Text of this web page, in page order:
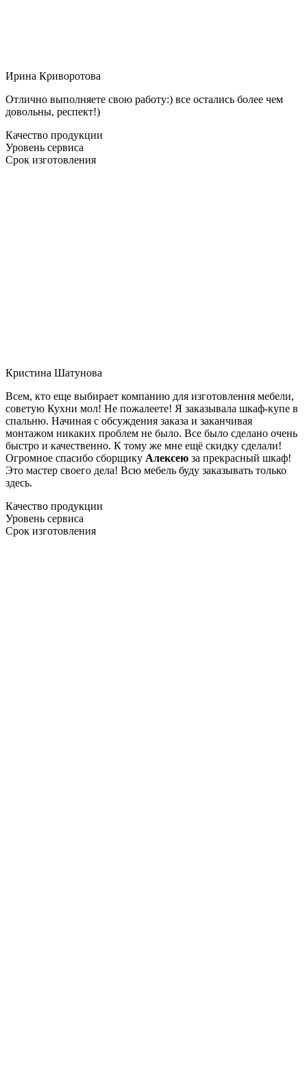
Ирина Криворотова
Отлично выполняете свою работу:) все остались более чем
довольны, респект!)
Качество продукции
Уровень сервиса
Срок изготовления
Кристина Шатунова
Всем, кто еще выбирает компанию для изготовления мебели,
советую Кухни мол! Не пожалеете! Я заказывала шкаф-купе в
спальню. Начиная с обсуждения заказа и заканчивая
монтажом никаких проблем не было. Все было сделано очень
быстро и качественно. К тому же мне ещё скидку сделали!
Огромное спасибо сборщику Алексею за прекрасный шкаф!
Это мастер своего дела! Всю мебель буду заказывать только
здесь.
Качество продукции
Уровень сервиса
Срок изготовления